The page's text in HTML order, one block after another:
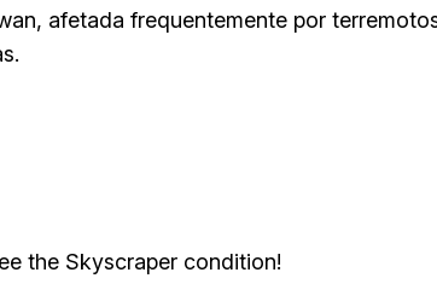
afetada frequentemente por
the Skyscraper condition!